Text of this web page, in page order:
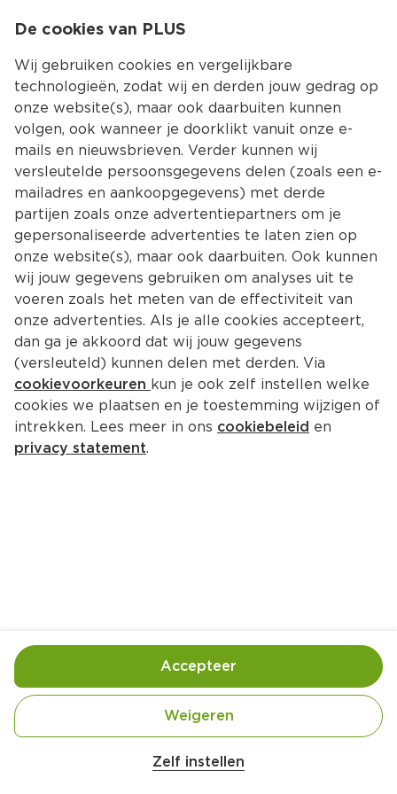
Kies jouw
Ingrediënten Bereiding
De cookies van PLUS
Wij gebruiken cookies en vergelijkbare
technologieën, zodat wij en derden jouw gedrag op
onze website(s), maar ook daarbuiten kunnen
volgen, ook wanneer je doorklikt vanuit onze e-
mails en nieuwsbrieven. Verder kunnen wij
versleutelde persoonsgegevens delen (zoals een e-
mailadres en aankoopgegevens) met derde
partijen zoals onze advertentiepartners om je
gepersonaliseerde advertenties te laten zien op
onze website(s), maar ook daarbuiten. Ook kunnen
wij jouw gegevens gebruiken om analyses uit te
voeren zoals het meten van de effectiviteit van
onze advertenties. Als je alle cookies accepteert,
dan ga je akkoord dat wij jouw gegevens
(versleuteld) kunnen delen met derden. Via
cookievoorkeuren kun je ook zelf instellen welke
cookies we plaatsen en je toestemming wijzigen of
intrekken. Lees meer in ons cookiebeleid en
privacy statement.
Zelf instellen
Weigeren
Accepteer